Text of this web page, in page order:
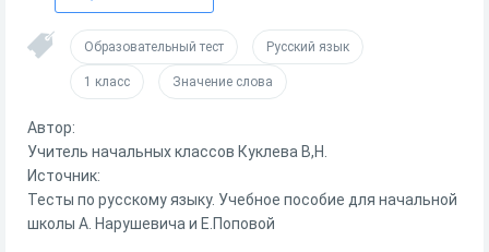
Образовательный тест Русский язык
1 класс Значение слова
Автор:
Учитель начальных классов Куклева В,Н.
Источник:
Тесты по русскому языку. Учебное пособие для начальной
школы А. Нарушевича и Е.Поповой